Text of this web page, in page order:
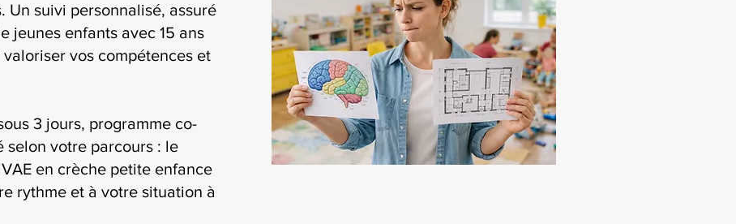
Un suivi personnalisé, assuré
jeunes enfants avec 15 ans
vos compétences et
3 jours, programme co-
selon votre parcours : le
en crèche petite enfance
rythme et à votre situation à